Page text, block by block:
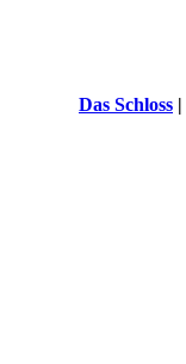
Das Schloss |